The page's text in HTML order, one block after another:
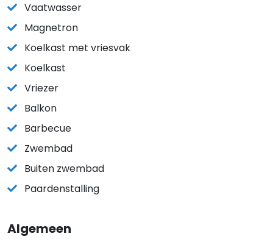
Vaatwasser
Magnetron
Koelkast met vriesvak
Koelkast
Vriezer
Balkon
Barbecue
Zwembad
Buiten zwembad
Paardenstalling
Algemeen